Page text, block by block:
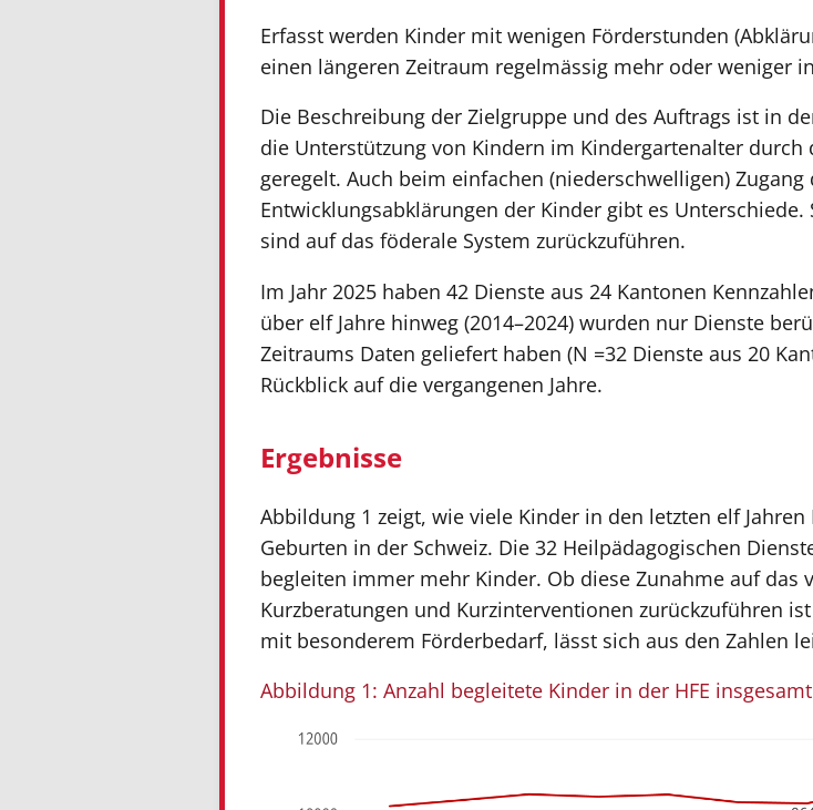
Erfasst werden Kinder mit wenigen Förderstunden
einen längeren Zeitraum regelmässig mehr oder weniger
Die Beschreibung der Zielgruppe und des Auftrags ist in
die Unterstützung von Kindern im Kindergartenalter durch
geregelt. Auch beim einfachen (niederschwelligen)
Entwicklungsabklärungen der Kinder gibt es
sind auf das föderale System zurückzuführen.
Im Jahr 2025 haben 42 Dienste aus 24 Kantonen
über elf Jahre hinweg (2014–2024) wurden nur Dienste
Zeitraums Daten geliefert haben (N =32 Dienste aus 20
Rückblick auf die vergangenen Jahre.
Ergebnisse
Abbildung 1 zeigt, wie viele Kinder in den letzten elf
Geburten in der Schweiz. Die 32 Heilpädagogischen
begleiten immer mehr Kinder. Ob diese Zunahme auf das
Kurzberatungen und Kurzinterventionen zurückzuführen
mit besonderem Förderbedarf, lässt sich aus den Zahlen
Abbildung 1: Anzahl begleitete Kinder in der HFE